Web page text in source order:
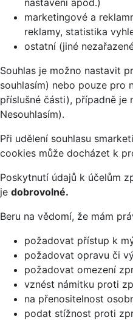
marketingové a
reklamy, statistika
ostatní (jiné
Souhlas je možno nastavit
souhlasím) nebo pouze pro
příslušné části), případně
Nesouhlasím).
Při udělení souhlasu
cookies může docházet k
Poskytnutí údajů k účelům
je dobrovolné.
Beru na vědomí, že mám
požadovat přístup k
požadovat opravu či
požadovat omezení
vznést námitku proti
na přenositelnost
podat stížnost proti